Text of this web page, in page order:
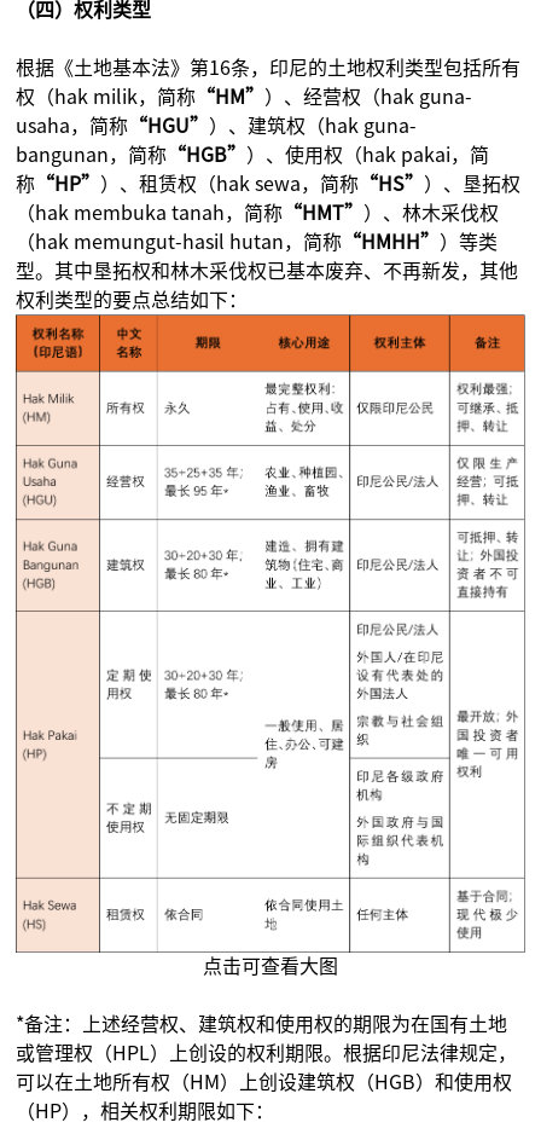
（四）权利类型
根据《土地基本法》第16条，印尼的土地权利类型包括所有
权（hak milik，简称 “HM” ）、经营权（hak guna-
usaha，简称 “HGU” ）、建筑权（hak guna-
bangunan，简称 “HGB” ）、使用权（hak pakai，简
称 “HP” ）、租赁权（hak sewa，简称 “HS” ）、垦拓权
（hak membuka tanah，简称 “HMT” ）、林木采伐权
（hak memungut-hasil hutan，简称 “HMHH” ）等类
型。其中垦拓权和林木采伐权已基本废弃、不再新发，其他
权利类型的要点总结如下：
点击可查看大图
*备注：上述经营权、建筑权和使用权的期限为在国有土地
或管理权（HPL）上创设的权利期限。根据印尼法律规定，
可以在土地所有权（HM）上创设建筑权（HGB）和使用权
（HP），相关权利期限如下：